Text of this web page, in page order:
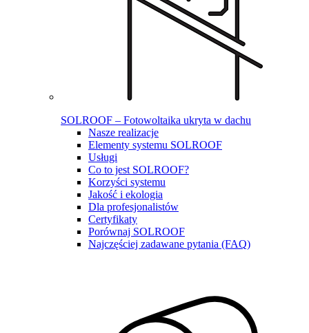
SOLROOF – Fotowoltaika ukryta w dachu
Nasze realizacje
Elementy systemu SOLROOF
Usługi
Co to jest SOLROOF?
Korzyści systemu
Jakość i ekologia
Dla profesjonalistów
Certyfikaty
Porównaj SOLROOF
Najczęściej zadawane pytania (FAQ)